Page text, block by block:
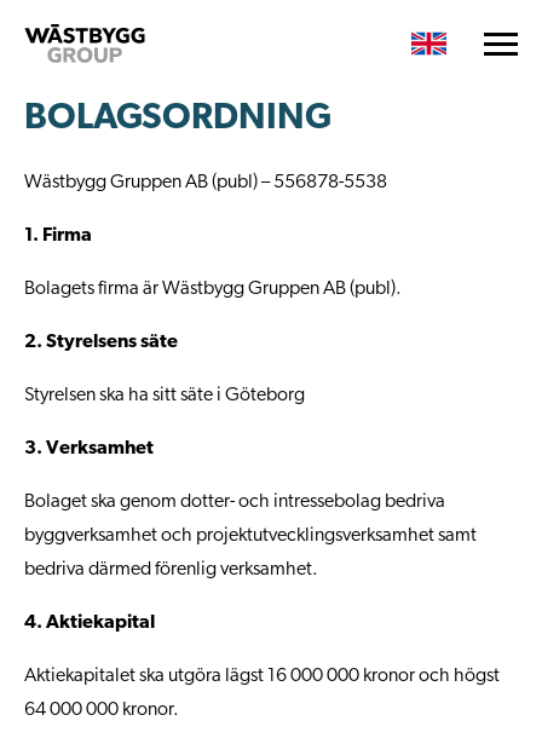
BOLAGSORDNING
Wästbygg Gruppen AB (publ) – 556878-5538
1. Firma
Bolagets firma är Wästbygg Gruppen AB (publ).
2. Styrelsens säte
Styrelsen ska ha sitt säte i Göteborg
3. Verksamhet
Bolaget ska genom dotter- och intressebolag bedriva
byggverksamhet och projektutvecklingsverksamhet samt
bedriva därmed förenlig verksamhet.
4. Aktiekapital
Aktiekapitalet ska utgöra lägst 16 000 000 kronor och högst
64 000 000 kronor.